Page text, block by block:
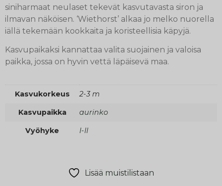
siniharmaat neulaset tekevät kasvutavasta siron ja
ilmavan näköisen. ‘Wiethorst’ alkaa jo melko nuorella
iällä tekemään kookkaita ja koristeellisia käpyjä.
Kasvupaikaksi kannattaa valita suojainen ja valoisa
paikka, jossa on hyvin vettä läpäisevä maa.
Kasvukorkeus 2-3 m
Kasvupaikka aurinko
Vyöhyke I-II
Lisää muistilistaan